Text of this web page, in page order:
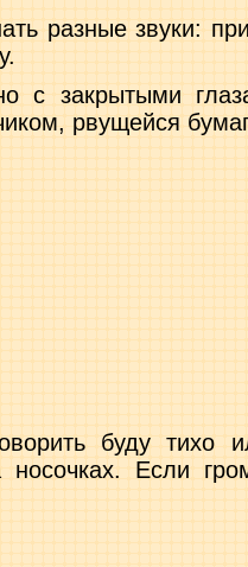
раз­ные звуки:
с закрытыми
рвущей­ся
буду тихо
Если